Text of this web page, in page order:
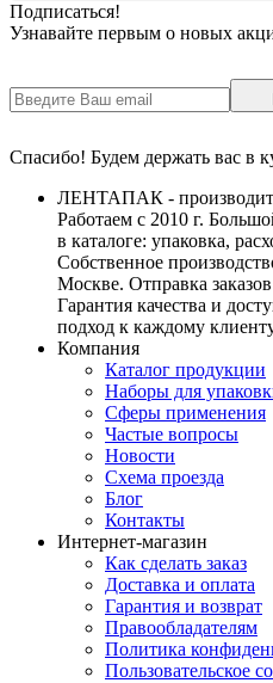
Подписаться!
Узнавайте первым о новых
Спасибо! Будем держать вас в
ЛЕНТАПАК -
Работаем с 2010 г.
в каталоге: упаковка,
Собственное
Москве. Отправка
Гарантия качества и
подход к каждому
Компания
Каталог продукции
Наборы для
Сферы применения
Частые вопросы
Новости
Схема проезда
Блог
Контакты
Интернет-магазин
Как сделать заказ
Доставка и оплата
Гарантия и возврат
Правообладателям
Политика
Пользовательское